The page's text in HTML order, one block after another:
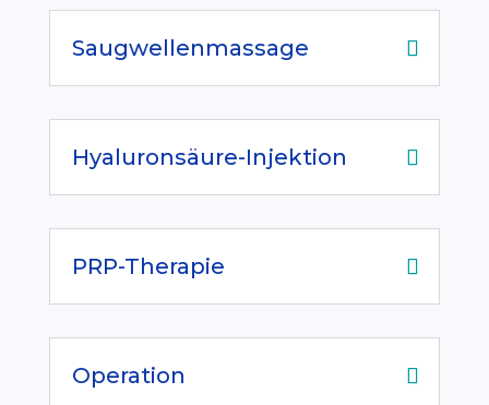
Saugwellenmassage
Hyaluronsäure-Injektion
PRP-Therapie
Operation